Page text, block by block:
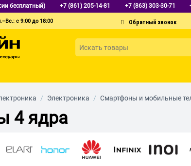
бесплатный) +7 (861) 205-14-81 +7 (863) 303-30-71
с 9:00 до 18:00
/ Электроника / Смартфоны и мобильные
4 ядра